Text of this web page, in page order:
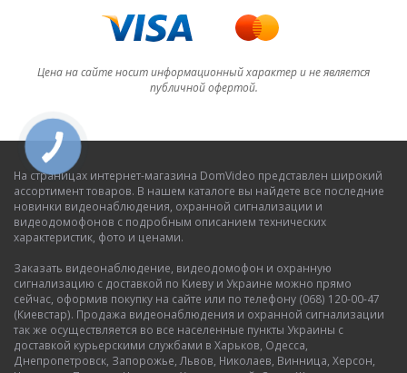
Цена на сайте носит информационный характер и не является
публичной офертой.
На страницах интернет-магазина DomVideo представлен широкий
ассортимент товаров. В нашем каталоге вы найдете все последние
новинки видеонаблюдения, охранной сигнализации и
видеодомофонов с подробным описанием технических
характеристик, фото и ценами.
Заказать видеонаблюдение, видеодомофон и охранную
сигнализацию с доставкой по Киеву и Украине можно прямо
сейчас, оформив покупку на сайте или по телефону (068) 120-00-47
(Киевстар). Продажа видеонаблюдения и охранной сигнализации
так же осуществляется во все населенные пункты Украины с
доставкой курьерскими службами в Харьков, Одесса,
Днепропетровск, Запорожье, Львов, Николаев, Винница, Херсон,